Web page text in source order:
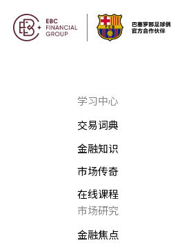
学习中心
交易词典
金融知识
市场传奇
在线课程
市场研究
金融焦点